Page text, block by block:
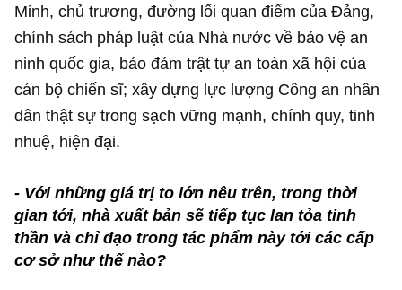
Minh, chủ trương, đường lối quan điểm của Đảng,
chính sách pháp luật của Nhà nước về bảo vệ an
ninh quốc gia, bảo đảm trật tự an toàn xã hội của
cán bộ chiến sĩ; xây dựng lực lượng Công an nhân
dân thật sự trong sạch vững mạnh, chính quy, tinh
nhuệ, hiện đại.
- Với những giá trị to lớn nêu trên, trong thời
gian tới, nhà xuất bản sẽ tiếp tục lan tỏa tinh
thần và chỉ đạo trong tác phẩm này tới các cấp
cơ sở như thế nào?